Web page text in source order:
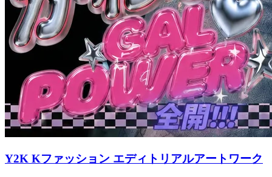
Y2K Kファッション エディトリアルアートワーク